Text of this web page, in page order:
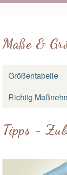
Maße &
Größentabelle
Richtig
Tipps -